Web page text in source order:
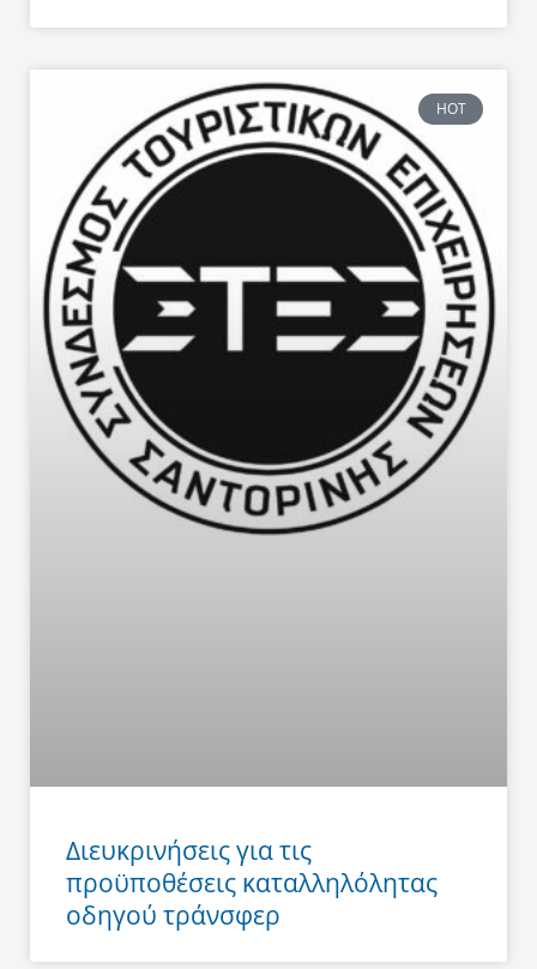
HOT
Διευκρινήσεις για τις
προϋποθέσεις καταλληλόλητας
οδηγού τράνσφερ